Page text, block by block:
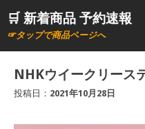
ン🛒 新着商品 予約速報
☞タップで商品ページへ
NHKウイークリース
投稿日： 2021年10月28日